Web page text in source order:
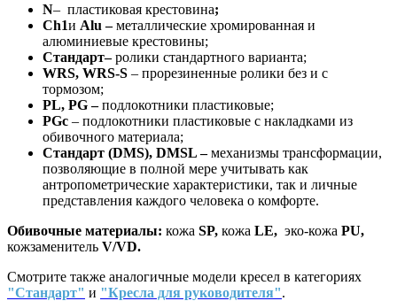
N– пластиковая крестовина;
Ch1и Alu –металлические хромированная и
алюминиевые крестовины;
Стандарт–ролики стандартного варианта;
WRS, WRS-S – прорезиненные ролики без и с
тормозом;
PL, PG –подлокотники пластиковые;
PGc – подлокотники пластиковые с накладками из
обивочного материала;
Стандарт (DMS), DMSL–механизмы трансформации,
позволяющие в полной мере учитывать как
антропометрические характеристики, так и личные
представления каждого человека о комфорте.
Обивочные материалы: кожа SP, кожа LE, эко-кожа PU,
кожзаменитель V/VD.
Смотрите также аналогичные модели кресел в категориях
"Стандарт" и "Кресла для руководителя".